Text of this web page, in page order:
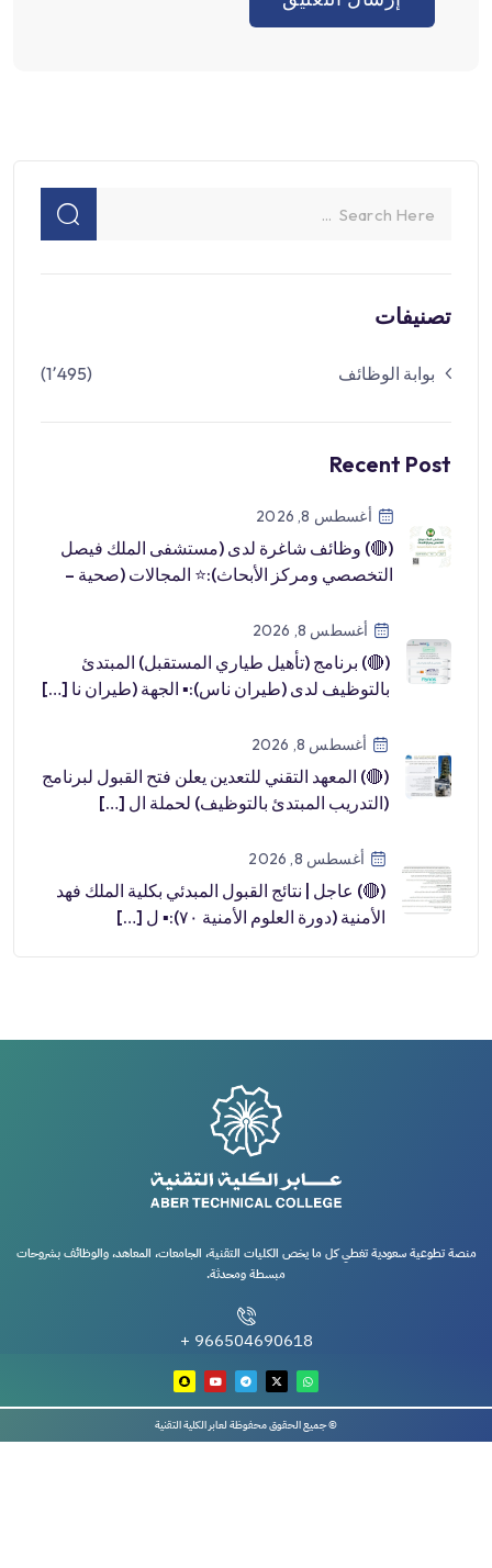
تصنيفات
بوابة الوظائف (1٬495)
Recent Post
أغسطس 8, 2026
(🔴) وظائف شاغرة لدى (مستشفى الملك فيصل
التخصصي ومركز الأبحاث):⭐️ المجالات (صحية –
أغسطس 8, 2026
(🔴) برنامج (تأهيل طياري المستقبل) المبتدئ
بالتوظيف لدى (طيران ناس):▪️ الجهة (طيران نا […]
أغسطس 8, 2026
(🔴) المعهد التقني للتعدين يعلن فتح القبول لبرنامج
(التدريب المبتدئ بالتوظيف) لحملة ال […]
أغسطس 8, 2026
(🔴) عاجل | نتائج القبول المبدئي بكلية الملك فهد
الأمنية (دورة العلوم الأمنية ٧٠):▪️ ل […]
منصة تطوعية سعودية تغطي كل ما يخص الكليات التقنية، الجامعات، المعاهد، والوظائف بشروحات
مبسطة ومحدثة.
966504690618 +
© جميع الحقوق محفوظة لعابر الكلية التقنية